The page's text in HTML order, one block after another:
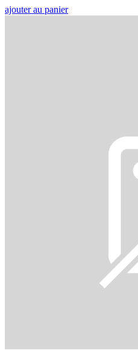
ajouter au panier